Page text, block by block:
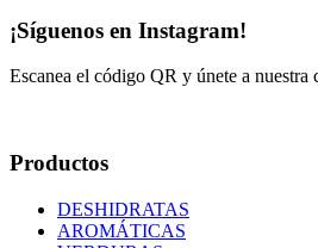
¡Síguenos en Instagram!
Escanea el código QR y únete a nuestra
Productos
DESHIDRATAS
AROMÁTICAS